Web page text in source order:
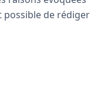
possible de rédiger